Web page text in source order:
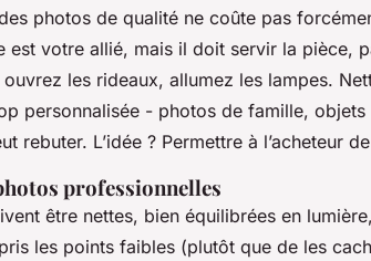
photos de qualité ne coûte pas
est votre allié, mais il doit servir la pièce,
les rideaux, allumez les lampes.
personnalisée - photos de famille,
rebuter. L’idée ? Permettre à l’acheteur
professionnelles
être nettes, bien équilibrées en
les points faibles (plutôt que de les